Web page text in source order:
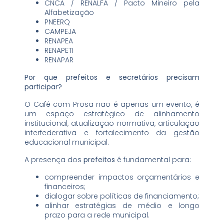
CNCA / RENALFA / Pacto Mineiro pela
Alfabetização
PNEERQ
CAMPEJA
RENAPEA
RENAPETI
RENAPAR
Por que prefeitos e secretários precisam
participar?
O Café com Prosa não é apenas um evento, é
um espaço estratégico de alinhamento
institucional, atualização normativa, articulação
interfederativa e fortalecimento da gestão
educacional municipal.
A presença dos prefeitos é fundamental para:
compreender impactos orçamentários e
financeiros;
dialogar sobre políticas de financiamento;
alinhar estratégias de médio e longo
prazo para a rede municipal.